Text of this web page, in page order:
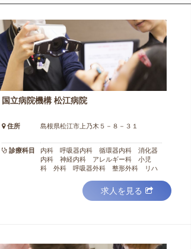
国立病院機構 松江病院
住所 島根県松江市上乃木５－８－３１
診療科目
内科 呼吸器内科 循環器内科 消化器
内科 神経内科 アレルギー科 小児
科 外科 呼吸器外科 整形外科 リハ
求人を見る